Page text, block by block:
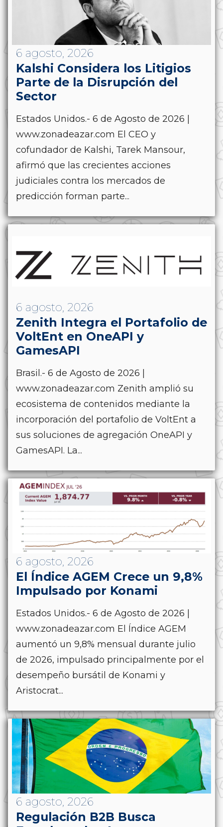
6 agosto, 2026
Kalshi Considera los Litigios
Parte de la Disrupción del
Sector
Estados Unidos.- 6 de Agosto de 2026 |
www.zonadeazar.com El CEO y
cofundador de Kalshi, Tarek Mansour,
afirmó que las crecientes acciones
judiciales contra los mercados de
predicción forman parte...
6 agosto, 2026
Zenith Integra el Portafolio de
VoltEnt en OneAPI y
GamesAPI
Brasil.- 6 de Agosto de 2026 |
www.zonadeazar.com Zenith amplió su
ecosistema de contenidos mediante la
incorporación del portafolio de VoltEnt a
sus soluciones de agregación OneAPI y
GamesAPI. La...
6 agosto, 2026
El Índice AGEM Crece un 9,8%
Impulsado por Konami
Estados Unidos.- 6 de Agosto de 2026 |
www.zonadeazar.com El Índice AGEM
aumentó un 9,8% mensual durante julio
de 2026, impulsado principalmente por el
desempeño bursátil de Konami y
Aristocrat...
6 agosto, 2026
Regulación B2B Busca